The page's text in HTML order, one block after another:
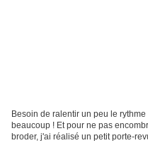
Besoin de ralentir un peu le
beaucoup ! Et pour ne pas
broder, j'ai réalisé un petit porte-